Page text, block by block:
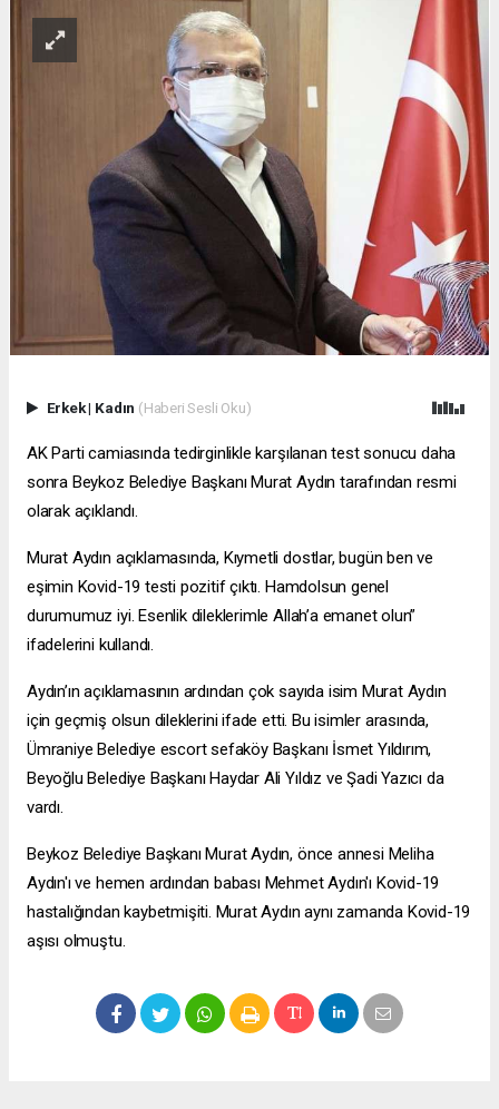
Erkek| Kadın (Haberi Sesli Oku)
AK Parti camiasında tedirginlikle karşılanan test sonucu daha
sonra Beykoz Belediye Başkanı Murat Aydın tarafından resmi
olarak açıklandı.
Murat Aydın açıklamasında, Kıymetli dostlar, bugün ben ve
eşimin Kovid-19 testi pozitif çıktı. Hamdolsun genel
durumumuz iyi. Esenlik dileklerimle Allah’a emanet olun”
ifadelerini kullandı.
Aydın’ın açıklamasının ardından çok sayıda isim Murat Aydın
için geçmiş olsun dileklerini ifade etti. Bu isimler arasında,
Ümraniye Belediye escort sefaköyBaşkanı İsmet Yıldırım,
Beyoğlu Belediye Başkanı Haydar Ali Yıldız ve Şadi Yazıcı da
vardı.
Beykoz Belediye Başkanı Murat Aydın, önce annesi Meliha
Aydın'ı ve hemen ardından babası Mehmet Aydın'ı Kovid-19
hastalığından kaybetmişiti. Murat Aydın aynı zamanda Kovid-19
aşısı olmuştu.